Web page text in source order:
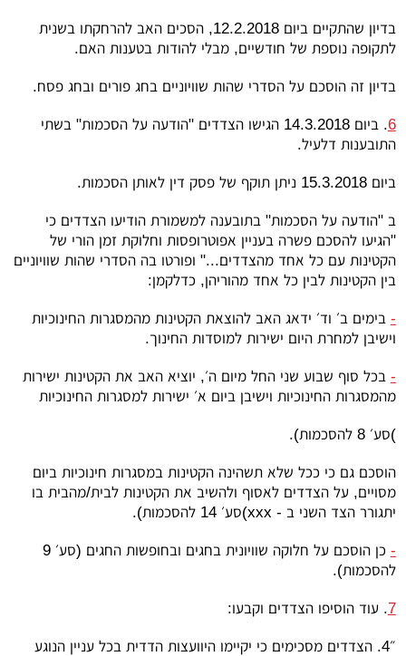
בדיון שהתקיים ביום 12.2.2018, הסכים האב להרחקתו בשנית
לתקופה נוספת של חודשיים, מבלי להודות בטענות האם.
בדיון זה הוסכם על הסדרי שהות שוויוניים בחג פורים ובחג פסח.
6
. ביום 14.3.2018 הגישו הצדדים "הודעה על הסכמות" בשתי
התובענות דלעיל.
ביום 15.3.2018 ניתן תוקף של פסק דין לאותן הסכמות.
ב "הודעה על הסכמות" בתובענה למשמורת הודיעו הצדדים כי
"הגיעו להסכם פשרה בעניין אפוטרופסות וחלוקת זמן הורי של
הקטינות עם כל אחד מהצדדים..." ופורטו בה הסדרי שהות שוויוניים
בין הקטינות לבין כל אחד מהוריהן, כדלקמן:
- בימים ב׳ וד׳ ידאג האב להוצאת הקטינות מהמסגרות החינוכיות
וישיבן למחרת היום ישירות למוסדות החינוך.
- בכל סוף שבוע שני החל מיום ה׳, יוציא האב את הקטינות ישירות
מהמסגרות החינוכיות וישיבן ביום א׳ ישירות למסגרות החינוכיות
)סע׳ 8 להסכמות).
הוסכם גם כי ככל שלא תשהינה הקטינות במסגרות חינוכיות ביום
מסויים, על הצדדים לאסוף ולהשיב את הקטינות לבית/מהבית בו
יתגורר הצד השני ב - xxx)סע׳ 14 להסכמות).
-
כן הוסכם על חלוקה שוויונית בחגים ובחופשות החגים (סע׳ 9
להסכמות).
7. עוד הוסיפו הצדדים וקבעו:
״4. הצדדים מסכימים כי יקיימו היוועצות הדדית בכל עניין הנוגע